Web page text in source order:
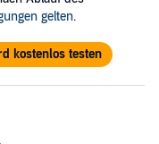
Mind Media
gelten.
kostenlos testen